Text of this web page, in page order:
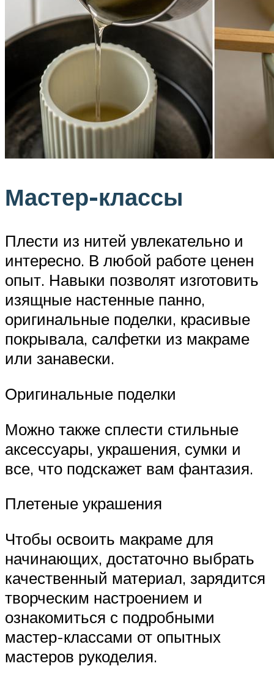
Мастер-классы
Плести из нитей увлекательно и
интересно. В любой работе ценен
опыт. Навыки позволят изготовить
изящные настенные панно,
оригинальные поделки, красивые
покрывала, салфетки из макраме
или занавески.
Оригинальные поделки
Можно также сплести стильные
аксессуары, украшения, сумки и
все, что подскажет вам фантазия.
Плетеные украшения
Чтобы освоить макраме для
начинающих, достаточно выбрать
качественный материал, зарядится
творческим настроением и
ознакомиться с подробными
мастер-классами от опытных
мастеров рукоделия.